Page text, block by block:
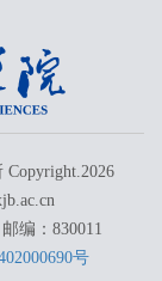
2026
编：830011
号